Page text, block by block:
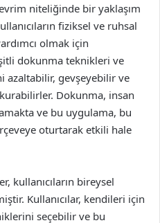
niteliğinde bir yaklaşım
fiziksel ve ruhsal
olmak için
dokunma teknikleri ve
azaltabilir, gevşeyebilir ve
Dokunma, insan
ve bu uygulama, bu
oturtarak etkili hale
kullanıcıların bireysel
Kullanıcılar, kendileri için
seçebilir ve bu